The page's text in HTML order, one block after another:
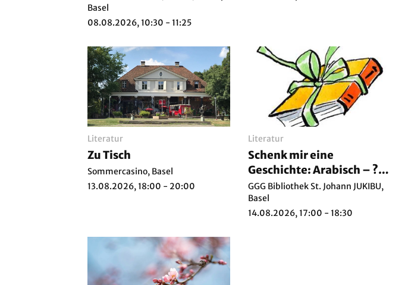
Basel
08.08.2026, 10:30 - 11:25
Literatur
Zu Tisch
Sommercasino, Basel
13.08.2026, 18:00 - 20:00
Literatur
Schenk mir eine
Geschichte: Arabisch – ???
????? ?????? ???????
GGG Bibliothek St. Johann JUKIBU,
Basel
14.08.2026, 17:00 - 18:30